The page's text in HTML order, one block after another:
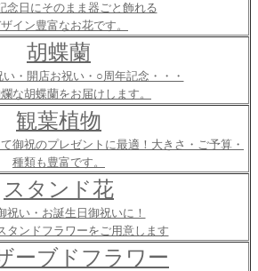
念日にそのまま器ごと飾れる
イン豊富なお花です。
胡蝶蘭
・開店お祝い・○周年記念・・・
な胡蝶蘭をお届けします。
観葉植物
御祝のプレゼントに最適！大きさ・ご予算・
種類も豊富です。
スタンド花
祝い・お誕生日御祝いに！
タンドフラワーをご用意します
ーブドフラワー